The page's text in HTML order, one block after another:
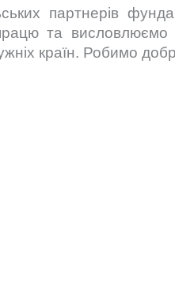
партнерів
та
країн. Робимо